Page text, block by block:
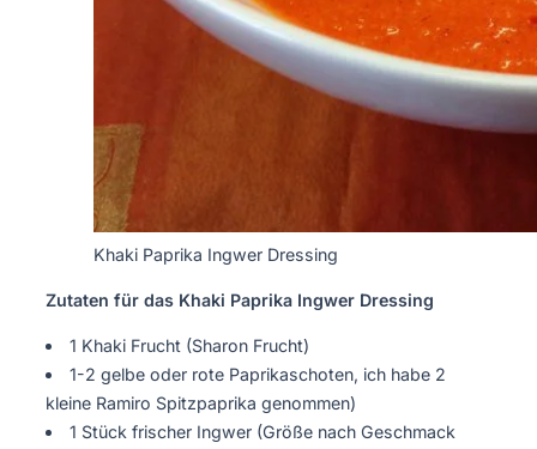
Khaki Paprika Ingwer Dressing
Zutaten für das Khaki Paprika Ingwer Dressing
1 Khaki Frucht (Sharon Frucht)
1-2 gelbe oder rote Paprikaschoten, ich habe 2
kleine Ramiro Spitzpaprika genommen)
1 Stück frischer Ingwer (Größe nach Geschmack